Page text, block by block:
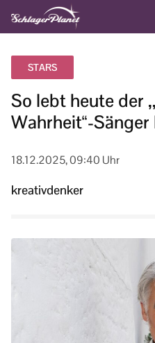
STARS
So lebt heute der
Wahrheit“-
18.12.2025, 09:40 Uhr
kreativdenker